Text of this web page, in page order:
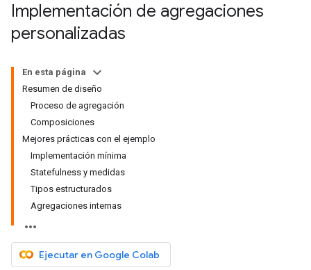
Implementación de agregaciones
personalizadas
En esta página
Resumen de diseño
Proceso de agregación
Composiciones
Mejores prácticas con el ejemplo
Implementación mínima
Statefulness y medidas
Tipos estructurados
Agregaciones internas
Ejecutar en Google Colab